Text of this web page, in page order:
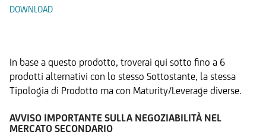
DOWNLOAD
In base a questo prodotto, troverai qui sotto fino a 6
prodotti alternativi con lo stesso Sottostante, la stessa
Tipologia di Prodotto ma con Maturity/Leverage diverse.
AVVISO IMPORTANTE SULLA NEGOZIABILITÀ NEL
MERCATO SECONDARIO